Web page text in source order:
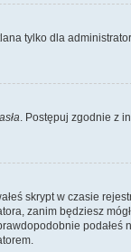
tylko dla
. Postępuj zgodnie z
skrypt w czasie
zanim będziesz
podałeś